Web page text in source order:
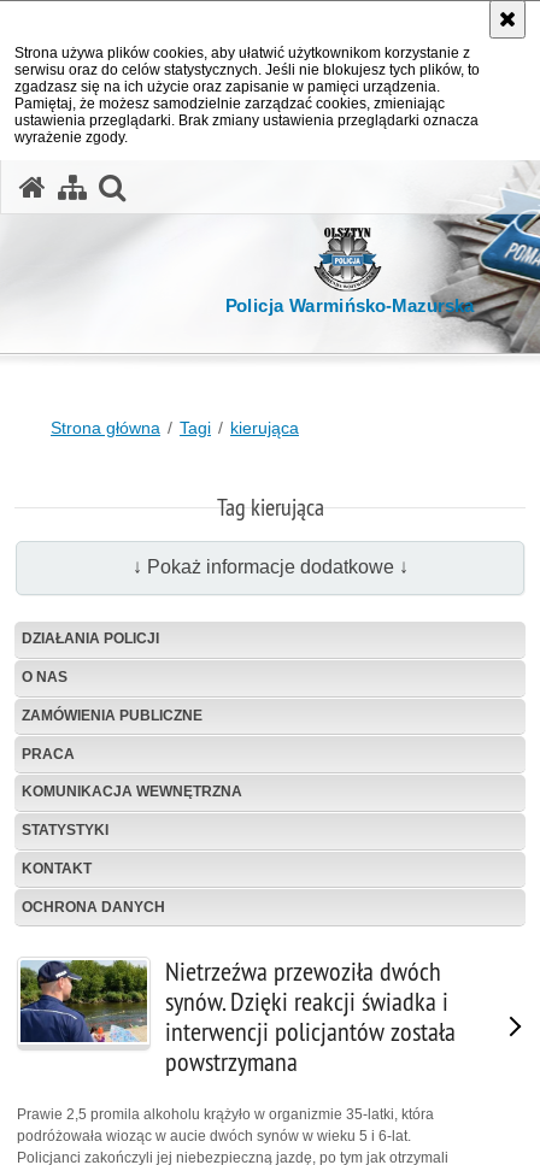
Strona używa plików cookies, aby ułatwić użytkownikom korzystanie z
serwisu oraz do celów statystycznych. Jeśli nie blokujesz tych plików, to
zgadzasz się na ich użycie oraz zapisanie w pamięci urządzenia.
Pamiętaj, że możesz samodzielnie zarządzać cookies, zmieniając
ustawienia przeglądarki. Brak zmiany ustawienia przeglądarki oznacza
wyrażenie zgody.
Policja Warmińsko-Mazurska
Strona główna Tagi kierująca
Tag kierująca
↓ Pokaż informacje dodatkowe ↓
DZIAŁANIA POLICJI
O NAS
ZAMÓWIENIA PUBLICZNE
PRACA
KOMUNIKACJA WEWNĘTRZNA
STATYSTYKI
KONTAKT
OCHRONA DANYCH
Nietrzeźwa przewoziła dwóch
synów. Dzięki reakcji świadka i
interwencji policjantów została
powstrzymana
Prawie 2,5 promila alkoholu krążyło w organizmie 35-latki, która
podróżowała wioząc w aucie dwóch synów w wieku 5 i 6-lat.
Policjanci zakończyli jej niebezpieczną jazdę, po tym jak otrzymali